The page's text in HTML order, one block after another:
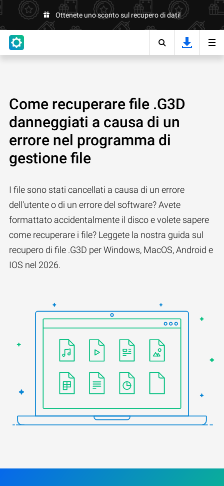
Ottenete uno sconto sul recupero di dati!
Come recuperare file .G3D
danneggiati a causa di un
errore nel programma di
gestione file
I file sono stati cancellati a causa di un errore
dell'utente o di un errore del software? Avete
formattato accidentalmente il disco e volete sapere
come recuperare i file? Leggete la nostra guida sul
recupero di file .G3D per Windows, MacOS, Android e
IOS nel 2026.